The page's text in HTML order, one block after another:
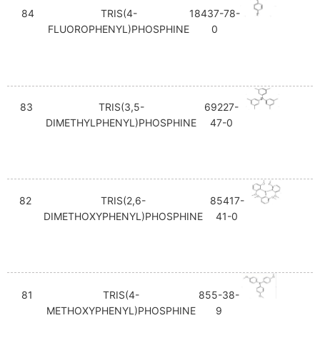
84
TRIS(4-
FLUOROPHENYL)PHOSPHINE
18437-78-
0
83
TRIS(3,5-
DIMETHYLPHENYL)PHOSPHINE
69227-
47-0
82
TRIS(2,6-
DIMETHOXYPHENYL)PHOSPHINE
85417-
41-0
81
TRIS(4-
METHOXYPHENYL)PHOSPHINE
855-38-
9